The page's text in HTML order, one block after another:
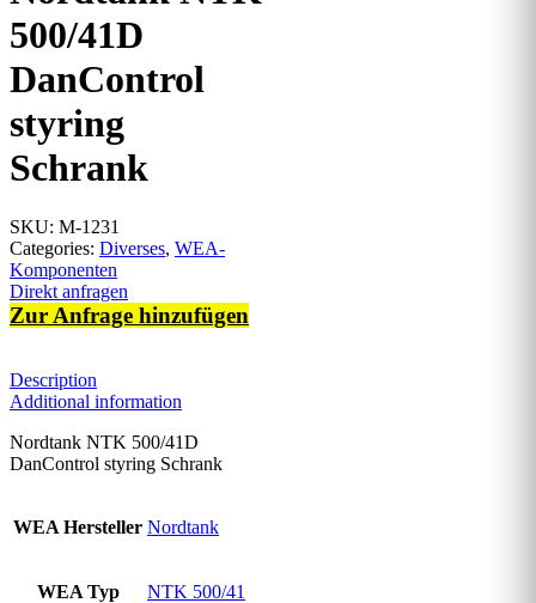
500/41D
DanControl
styring
Schrank
SKU: M-1231
Categories: Diverses, WEA-
Komponenten
Direkt anfragen
Zur Anfrage hinzufügen
Description
Additional information
Nordtank NTK 500/41D
DanControl styring Schrank
WEA Hersteller Nordtank
WEA Typ NTK 500/41